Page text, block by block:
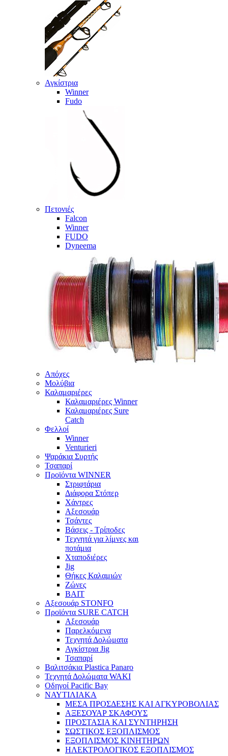
Αγκίστρια
Winner
Fudo
Πετονιές
Falcon
Winner
FUDO
Dyneema
Απόχες
Μολύβια
Καλαμαριέρες
Καλαμαριέρες Winner
Καλαμαριέρες Sure
Catch
Φελλοί
Winner
Venturieri
Ψαράκια Συρτής
Τσαπαρί
Προϊόντα WINNER
Στριφτάρια
Διάφορα Στόπερ
Χάντρες
Αξεσουάρ
Τσάντες
Βάσεις - Τρίποδες
Τεχνητά για λίμνες και
ποτάμια
Χταποδιέρες
Jig
Θήκες Καλαμιών
Ζώνες
BAIT
Αξεσουάρ STONFO
Προϊόντα SURE CATCH
Αξεσουάρ
Παρελκόμενα
Τεχνητά Δολώματα
Αγκίστρια Jig
Τσαπαρί
Βαλιτσάκια Plastica Panaro
Τεχνητά Δολώματα WAKI
Οδηγοί Pacific Bay
ΝΑΥΤΙΛΙΑΚΑ
ΜΕΣΑ ΠΡΟΣΔΕΣΗΣ ΚΑΙ ΑΓΚΥΡΟΒΟΛΙΑΣ
ΑΞΕΣΟΥΑΡ ΣΚΑΦΟΥΣ
ΠΡΟΣΤΑΣΙΑ ΚΑΙ ΣΥΝΤΗΡΗΣΗ
ΣΩΣΤΙΚΟΣ ΕΞΟΠΛΙΣΜΟΣ
ΕΞΟΠΛΙΣΜΟΣ ΚΙΝΗΤΗΡΩΝ
ΗΛΕΚΤΡΟΛΟΓΙΚΟΣ ΕΞΟΠΛΙΣΜΟΣ